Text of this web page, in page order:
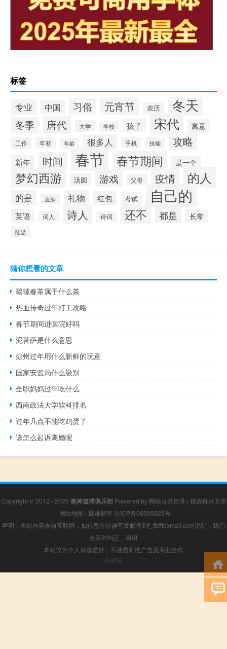
标签
专业 中国 习俗 元宵节 农历 冬天
冬季 唐代 大学 学校 孩子 宋代 寓意
工作 年初 年龄 很多人 手机 技能 攻略
新年 时间 春节 春节期间 是一个
梦幻西游 汤圆 游戏 父母 疫情 的人
的是 皮肤 礼物 红包 考试 自己的
英语 词人 诗人 诗词 还不 都是 长辈
陆游
猜你想看的文章
碧螺春茶属于什么茶
热血传奇过年打工攻略
春节期间进医院好吗
泥菩萨是什么意思
彭州过年用什么新鲜的玩意
国家安监局什么级别
全职妈妈过年吃什么
西南政法大学软科排名
过年几点不能吃鸡蛋了
该怎么起诉离婚呢
Copyright © 2012 - 2026 奥神篮球俱乐部Powered by 网站分类目录 | 精选推荐文章
| 网站地图 | 疑难解答 京ICP备06009323号
声明：本站内容来自互联网，如信息有错误可发邮件到f_fb#foxmail.com说明，我们
会及时纠正，谢谢
本站仅为个人兴趣爱好，不接盈利性广告及商业合作
小男孩